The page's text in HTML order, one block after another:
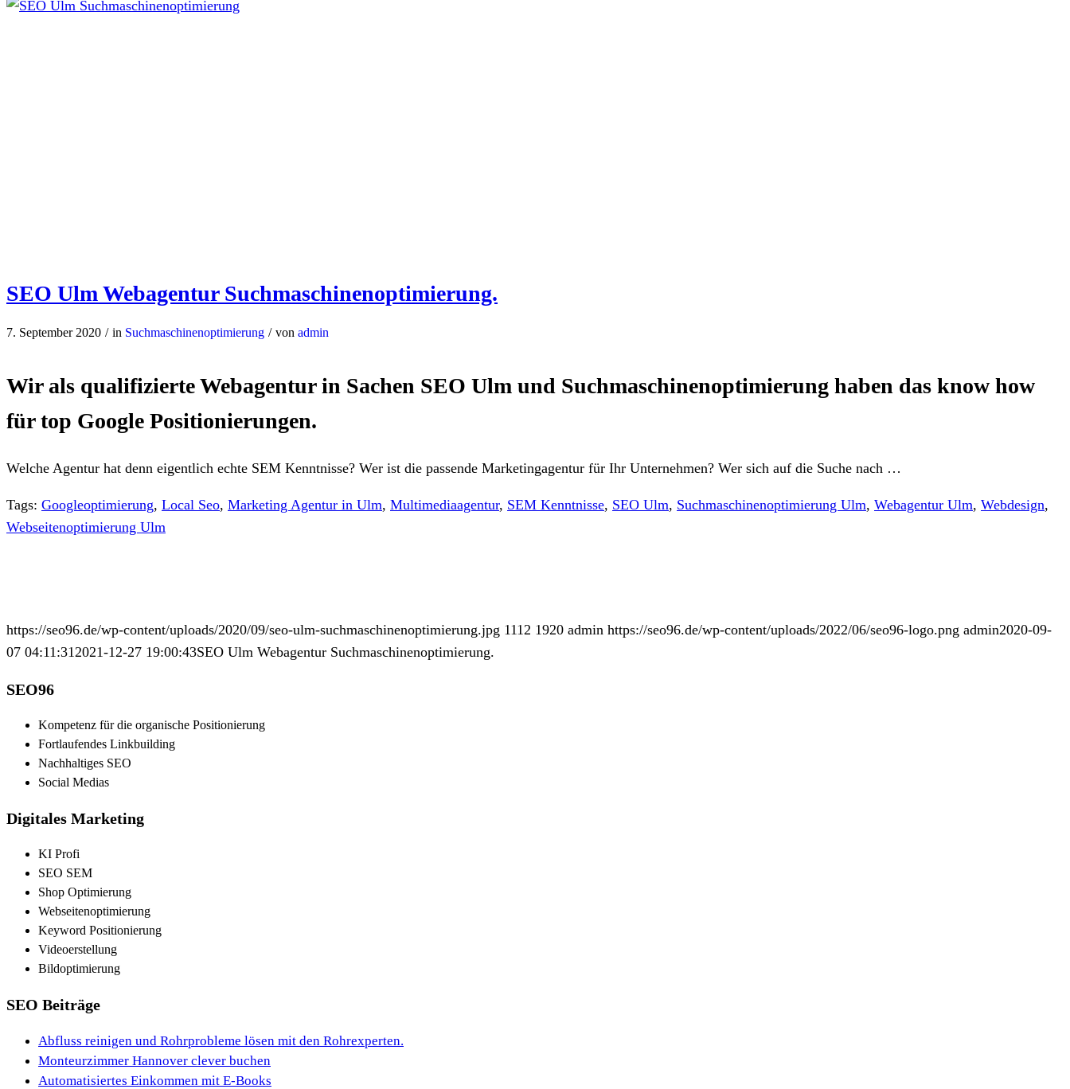
SEO Ulm Webagentur Suchmaschinenoptimierung.
7. September 2020 / in Suchmaschinenoptimierung / von admin
Wir als qualifizierte Webagentur in Sachen SEO Ulm und Suchmaschinenoptimierung haben das know how
für top Google Positionierungen.
Welche Agentur hat denn eigentlich echte SEM Kenntnisse? Wer ist die passende Marketingagentur für Ihr Unternehmen? Wer sich auf die Suche nach …
Tags: Googleoptimierung, Local Seo, Marketing Agentur in Ulm, Multimediaagentur, SEM Kenntnisse, SEO Ulm, Suchmaschinenoptimierung Ulm, Webagentur Ulm, Webdesign,
Webseitenoptimierung Ulm
https://seo96.de/wp-content/uploads/2020/09/seo-ulm-suchmaschinenoptimierung.jpg 1112 1920 admin https://seo96.de/wp-content/uploads/2022/06/seo96-logo.png admin2020-09-
07 04:11:31 2021-12-27 19:00:43SEO Ulm Webagentur Suchmaschinenoptimierung.
SEO96
Kompetenz für die organische Positionierung
Fortlaufendes Linkbuilding
Nachhaltiges SEO
Social Medias
Digitales Marketing
KI Profi
SEO SEM
Shop Optimierung
Webseitenoptimierung
Keyword Positionierung
Videoerstellung
Bildoptimierung
SEO Beiträge
Abfluss reinigen und Rohrprobleme lösen mit den Rohrexperten.
Monteurzimmer Hannover clever buchen
Automatisiertes Einkommen mit E-Books